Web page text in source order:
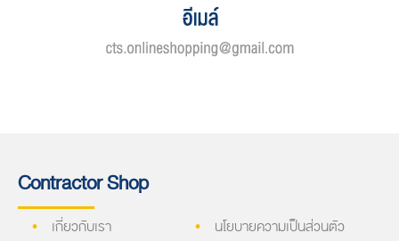
Contractor Shop
เกี่ยวกับเรา
นโยบายความเป็นส่วนตัว